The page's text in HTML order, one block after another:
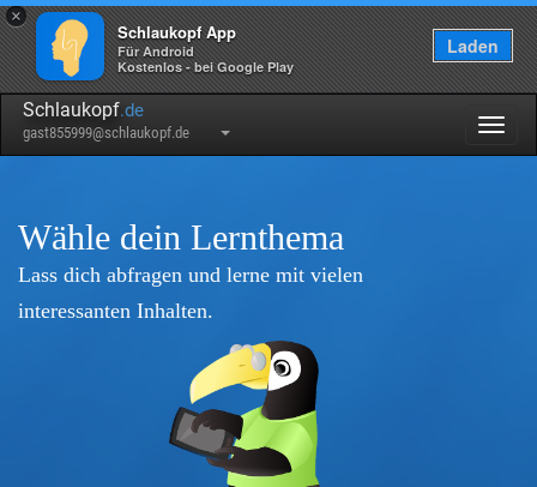
×
Schlaukopf App
Für Android
Kostenlos - bei Google Play
Laden
Schlaukopf.de
gast855999@schlaukopf.de
Wähle dein Lernthema
Lass dich abfragen und lerne mit vielen
interessanten Inhalten.